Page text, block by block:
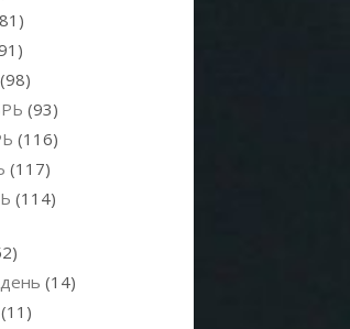
(98)
(93)
(116)
(117)
(114)
(14)
(11)